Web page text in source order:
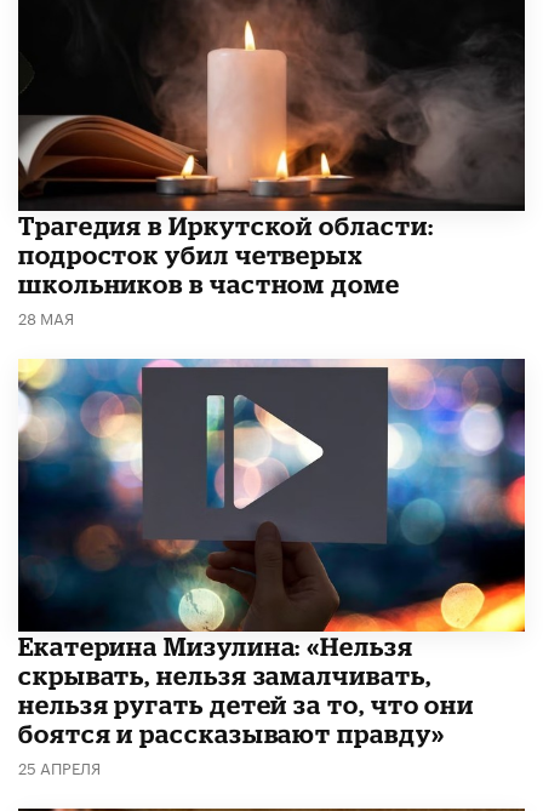
Трагедия в Иркутской области:
подросток убил четверых
школьников в частном доме
28 МАЯ
Екатерина Мизулина: «Нельзя
скрывать, нельзя замалчивать,
нельзя ругать детей за то, что они
боятся и рассказывают правду»
25 АПРЕЛЯ